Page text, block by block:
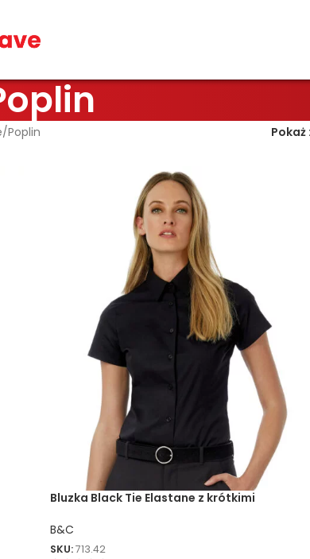
Poplin Pokaż
Bluzka Black Tie Elastane z krótkimi
B&C
SKU:713.42